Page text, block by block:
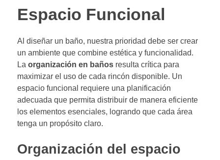
Espacio Funcional
Al diseñar un baño, nuestra prioridad debe ser crear
un ambiente que combine estética y funcionalidad.
La organización en baños resulta crítica para
maximizar el uso de cada rincón disponible. Un
espacio funcional requiere una planificación
adecuada que permita distribuir de manera eficiente
los elementos esenciales, logrando que cada área
tenga un propósito claro.
Organización del espacio